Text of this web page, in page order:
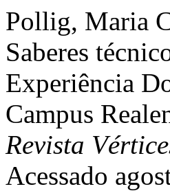
Pollig, Maria
Saberes
Experiência
Campus
Revista
Acessado